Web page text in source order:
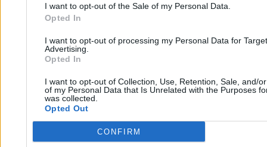
I want to opt-out of the Sale of my Personal Data.
Opted In
I want to opt-out of processing my Personal Data for
Advertising.
Opted In
I want to opt-out of Collection, Use, Retention, Sale, and/
of my Personal Data that Is Unrelated with the Purposes
was collected.
Opted Out
CONFIRM
26.02.2026
Redakcja Biznes